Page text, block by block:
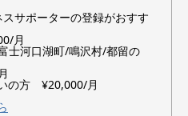
サポーターの登録がおすす
月
士河口湖町/鳴沢村/都留の
の方 ¥20,000/月